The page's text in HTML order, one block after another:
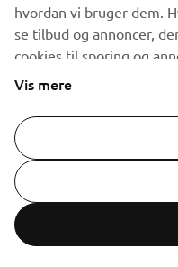
hvordan vi bruger dem.
se tilbud og annoncer,
cookies til sporing og
på Acceptere. Hvis du
dine cookies" nedenfor.
tilbagekalde dit
mere om de cookies, vi
Vis mere